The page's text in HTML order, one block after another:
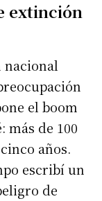
extinción
el boom
más de 100
años.
escribí un
de